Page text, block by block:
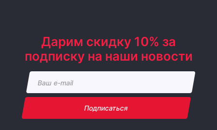
Дарим скидку 10% за
подписку на наши новости
Подписаться